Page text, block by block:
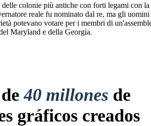
colonie più antiche con forti legami con
reale fu nominato dal re, ma gli uomini
potevano votare per i membri di
Maryland e della Georgia.
40 millones de
gráficos creados